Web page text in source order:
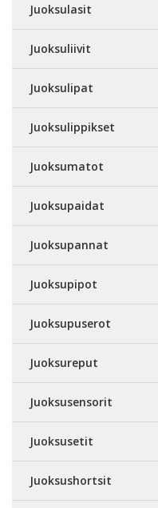
Juoksulasit
Juoksuliivit
Juoksulipat
Juoksulippikset
Juoksumatot
Juoksupaidat
Juoksupannat
Juoksupipot
Juoksupuserot
Juoksureput
Juoksusensorit
Juoksusetit
Juoksushortsit